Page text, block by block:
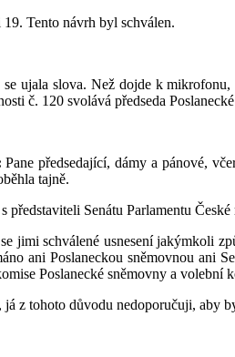
Tento návrh byl schválen.
ujala slova. Než dojde k
č. 120 svolává předseda
Pane předsedající, dámy a pánové,
tajně.
představiteli Senátu Parlamentu
jimi schválené usnesení jakýmkoli
ani Poslaneckou sněmovnou ani
Poslanecké sněmovny a volební
já z tohoto důvodu nedoporučuji, aby